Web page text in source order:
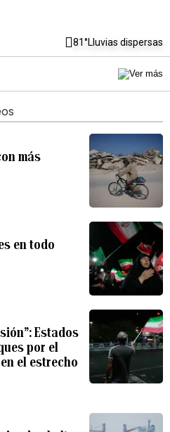
81°Lluvias dispersas
más
en todo
Estados
por el
el estrecho